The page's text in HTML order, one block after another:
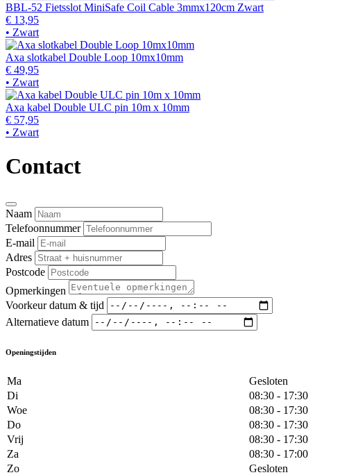
BBL-52 Fietsslot MiniSafe Coil Cable 3mmx120cm Zwart
€ 13,95
• Zwart
Axa slotkabel Double Loop 10mx10mm
€ 49,95
• Zwart
Axa kabel Double ULC pin 10m x 10mm
€ 57,95
• Zwart
Contact
Naam
Telefoonnummer
E-mail
Adres
Postcode
Opmerkingen
Voorkeur datum & tijd
Alternatieve datum
Openingstijden
Ma
Gesloten
Di
08:30 - 17:30
Woe
08:30 - 17:30
Do
08:30 - 17:30
Vrij
08:30 - 17:30
Za
08:30 - 17:00
Zo
Gesloten